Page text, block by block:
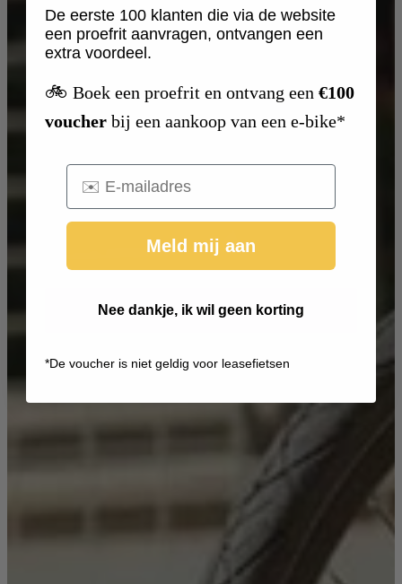
De eerste 100 klanten die via de website
een proefrit aanvragen, ontvangen een
extra voordeel.
🚲 Boek een proefrit en ontvang een €100
voucher bij een aankoop van een e-bike*
Email
Meld mij aan
Nee dankje, ik wil geen korting
*De voucher is niet geldig voor leasefietsen